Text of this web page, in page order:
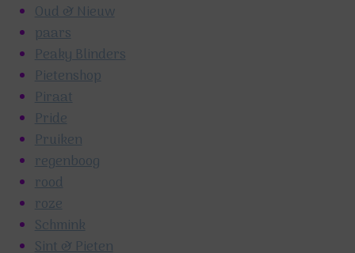
Oud & Nieuw
paars
Peaky Blinders
Pietenshop
Piraat
Pride
Pruiken
regenboog
rood
roze
Schmink
Sint & Pieten